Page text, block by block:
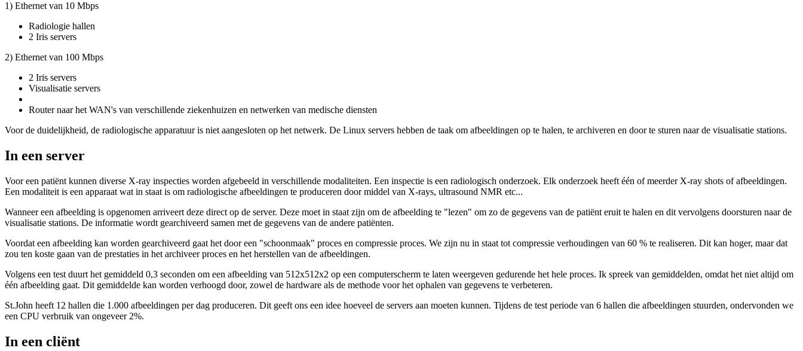
1) Ethernet van 10 Mbps
Radiologie hallen
2 Iris servers
2) Ethernet van 100 Mbps
2 Iris servers
Visualisatie servers
Router naar het WAN's van verschillende ziekenhuizen en netwerken van medische diensten
Voor de duidelijkheid, de radiologische apparatuur is niet aangesloten op het netwerk. De Linux servers hebben de taak om afbeeldingen op te halen, te archiveren en door te sturen naar de visualisatie stations.
In een server
Voor een patiënt kunnen diverse X-ray inspecties worden afgebeeld in verschillende modaliteiten. Een inspectie is een radiologisch onderzoek. Elk onderzoek heeft één of meerder X-ray shots of afbeeldingen.
Een modaliteit is een apparaat wat in staat is om radiologische afbeeldingen te produceren door middel van X-rays, ultrasound NMR etc...
Wanneer een afbeelding is opgenomen arriveert deze direct op de server. Deze moet in staat zijn om de afbeelding te "lezen" om zo de gegevens van de patiënt eruit te halen en dit vervolgens doorsturen naar de
visualisatie stations. De informatie wordt gearchiveerd samen met de gegevens van de andere patiënten.
Voordat een afbeelding kan worden gearchiveerd gaat het door een "schoonmaak" proces en compressie proces. We zijn nu in staat tot compressie verhoudingen van 60 % te realiseren. Dit kan hoger, maar dat
zou ten koste gaan van de prestaties in het archiveer proces en het herstellen van de afbeeldingen.
Volgens een test duurt het gemiddeld 0,3 seconden om een afbeelding van 512x512x2 op een computerscherm te laten weergeven gedurende het hele proces. Ik spreek van gemiddelden, omdat het niet altijd om
één afbeelding gaat. Dit gemiddelde kan worden verhoogd door, zowel de hardware als de methode voor het ophalen van gegevens te verbeteren.
St.John heeft 12 hallen die 1.000 afbeeldingen per dag produceren. Dit geeft ons een idee hoeveel de servers aan moeten kunnen. Tijdens de test periode van 6 hallen die afbeeldingen stuurden, ondervonden we
een CPU verbruik van ongeveer 2%.
In een cliënt